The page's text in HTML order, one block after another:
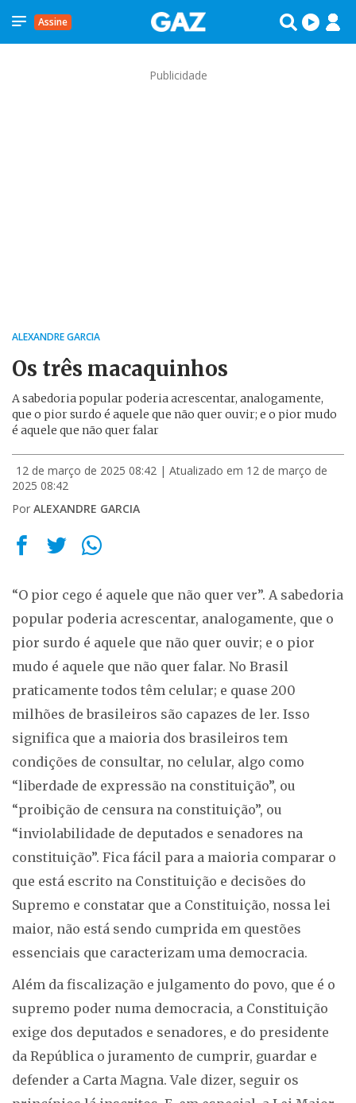
Assine
Publicidade
ALEXANDRE GARCIA
Os três macaquinhos
A sabedoria popular poderia acrescentar, analogamente,
que o pior surdo é aquele que não quer ouvir; e o pior mudo
é aquele que não quer falar
12 de março de 2025 08:42 | Atualizado em 12 de março de
2025 08:42
Por ALEXANDRE GARCIA
“O pior cego é aquele que não quer ver”. A sabedoria
popular poderia acrescentar, analogamente, que o
pior surdo é aquele que não quer ouvir; e o pior
mudo é aquele que não quer falar. No Brasil
praticamente todos têm celular; e quase 200
milhões de brasileiros são capazes de ler. Isso
significa que a maioria dos brasileiros tem
condições de consultar, no celular, algo como
“liberdade de expressão na constituição”, ou
“proibição de censura na constituição”, ou
“inviolabilidade de deputados e senadores na
constituição”. Fica fácil para a maioria comparar o
que está escrito na Constituição e decisões do
Supremo e constatar que a Constituição, nossa lei
maior, não está sendo cumprida em questões
essenciais que caracterizam uma democracia.
Além da fiscalização e julgamento do povo, que é o
supremo poder numa democracia, a Constituição
exige dos deputados e senadores, e do presidente
da República o juramento de cumprir, guardar e
defender a Carta Magna. Vale dizer, seguir os